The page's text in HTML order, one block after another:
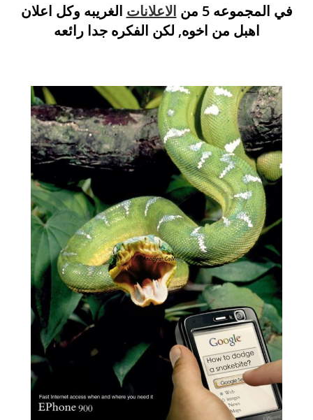
في المجموعه 5 من الاعلانات الغريبه وكل اعلان
اهبل من اخوه, لكن الفكره جدا رائعه